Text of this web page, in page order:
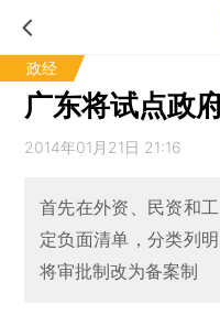
政经
广东将试点政
2014年01月21日 21:16
首先在外资、民资和
定负面清单，分类列
将审批制改为备案制